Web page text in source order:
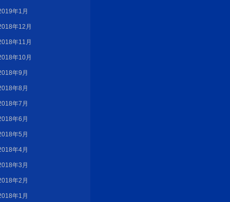
年1月
年12月
年11月
年10月
年9月
年8月
年7月
年6月
年5月
年4月
年3月
年2月
年1月